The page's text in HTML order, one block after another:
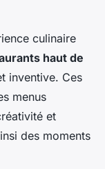
culinaire
haut de
inventive. Ces
menus
et
des moments